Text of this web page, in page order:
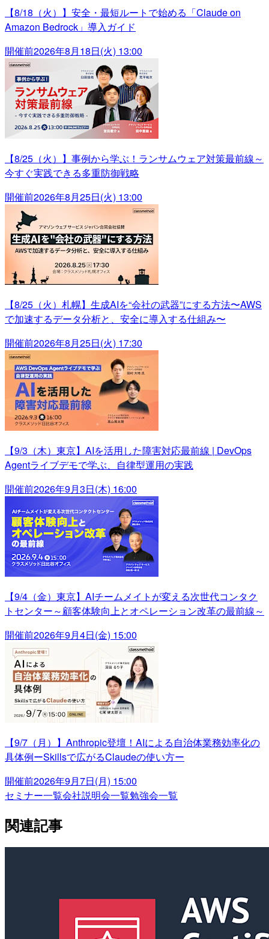
【8/18（火）】安全・最短ルートで始める「Claude on
Amazon Bedrock」導入ガイド
開催前2026年8月18日(火) 13:00
【8/25（火）】事例から学ぶ！ランサムウェア対策最前線～
今すぐ実践できる多重防御戦略
開催前2026年8月25日(火) 13:00
【8/25（火）札幌】生成AIを“会社の武器”にする方法〜AWS
で加速するデータ分析と、安全に導入する仕組み〜
開催前2026年8月25日(火) 17:30
【9/3（木）東京】AIを活用した障害対応最前線 | DevOps
Agentライブデモで学ぶ、自律型運用の実践
開催前2026年9月3日(木) 16:00
【9/4（金）東京】AIチームメイトが変える次世代コンタク
トセンター～顧客体験向上とオペレーション改革の最前線～
開催前2026年9月4日(金) 15:00
【9/7（月）】Anthropic登壇！AIによる自治体業務効率化の
具体例ーSkillsで広がるClaudeの使い方ー
開催前2026年9月7日(月) 15:00
セミナー一覧会社説明会一覧勉強会一覧
関連記事